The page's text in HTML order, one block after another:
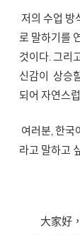
저의 수업 방
로 말하기를
것이다. 그리
신감이 상승
되어 자연스
여러분, 한국
라고 말하고
大家好，